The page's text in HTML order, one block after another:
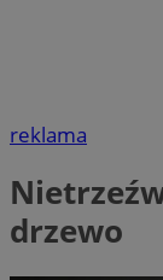
reklama
drzewo